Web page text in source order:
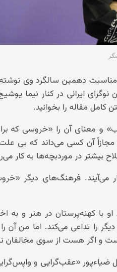
دهمین سالگرد وی نوشته
نوگرای ایرانی در کنار نیما
مقاله را بخوانید.
و معنای آن را «خروسی که
مجازاً آن کسی می‌داند که بی
بیشتر در موردبچه‌ها به کار
می‌آیند. فرهنگ‌های دیگر
با کهنه‌پرستان در هنر و به
را تداعی می‌کند. اما من آن را
و اگر هست از سوی مخالفان
«عقب‌گرایی و